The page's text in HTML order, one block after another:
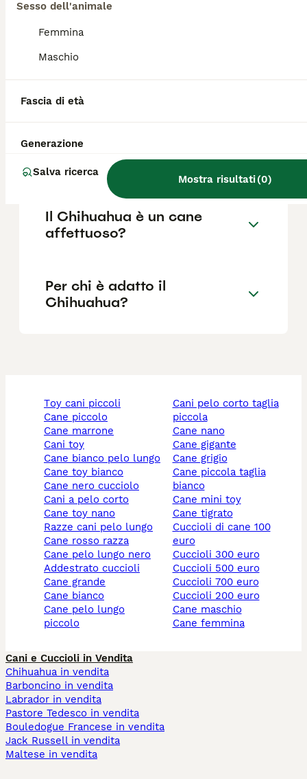
Sesso dell'animale
Femmina
Maschio
Fascia di età
Generazione
Salva ricerca
Mostra risultati(0)
razza pura in Italia è di circa 689€ ,anche se
come il pedigree, la reputazione
Quali sono i difetti del
Chihuahua?
Il Chihuahua è aggressivo?
Il Chihuahua è un cane
affettuoso?
Per chi è adatto il
Chihuahua?
toy cani piccoli
cane piccolo
cane marrone
cani toy
cane bianco pelo lungo
cane toy bianco
cane nero cucciolo
cani a pelo corto
cane toy nano
razze cani pelo lungo
cane rosso razza
cane pelo lungo nero
addestrato cuccioli
cane grande
cane bianco
cane pelo lungo
piccolo
cani pelo corto taglia
piccola
cane nano
cane gigante
cane grigio
cane piccola taglia
bianco
cane mini toy
cane tigrato
cuccioli di cane 100
euro
cuccioli 300 euro
cuccioli 500 euro
cuccioli 700 euro
cuccioli 200 euro
cane maschio
cane femmina
Cani e Cuccioli in Vendita
Chihuahua in vendita
Barboncino in vendita
Labrador in vendita
Pastore Tedesco in vendita
Bouledogue Francese in vendita
Jack Russell in vendita
Maltese in vendita